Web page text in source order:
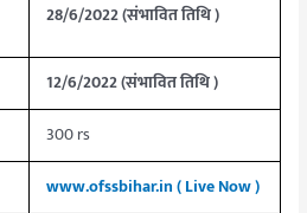
28/6/2022 (संभावित तिथि )
12/6/2022 (संभावित तिथि )
300 rs
www.ofssbihar.in ( Live Now )